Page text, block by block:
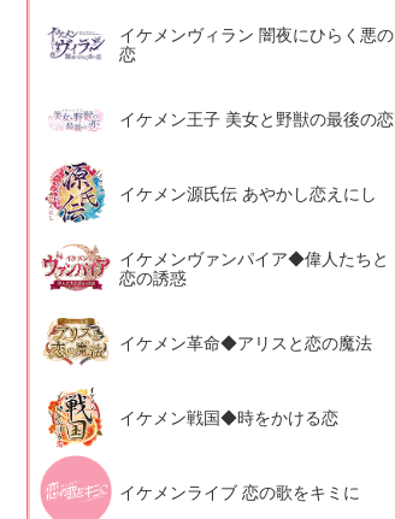
イケメンヴィラン 闇夜にひらく悪の
恋
イケメン王子 美女と野獣の最後の恋
イケメン源氏伝 あやかし恋えにし
イケメンヴァンパイア◆偉人たちと
恋の誘惑
イケメン革命◆アリスと恋の魔法
イケメン戦国◆時をかける恋
イケメンライブ 恋の歌をキミに